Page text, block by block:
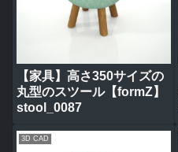
【家具】高さ350サイズの
丸型のスツール【formZ】
stool_0087
3D CAD